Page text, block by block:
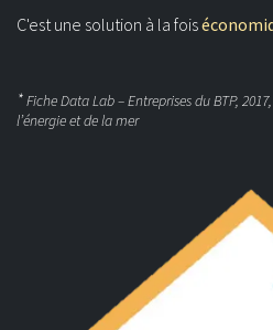
C'est une solution à la fois
*Fiche Data Lab – Entreprises du BTP,
l’énergie et de la mer